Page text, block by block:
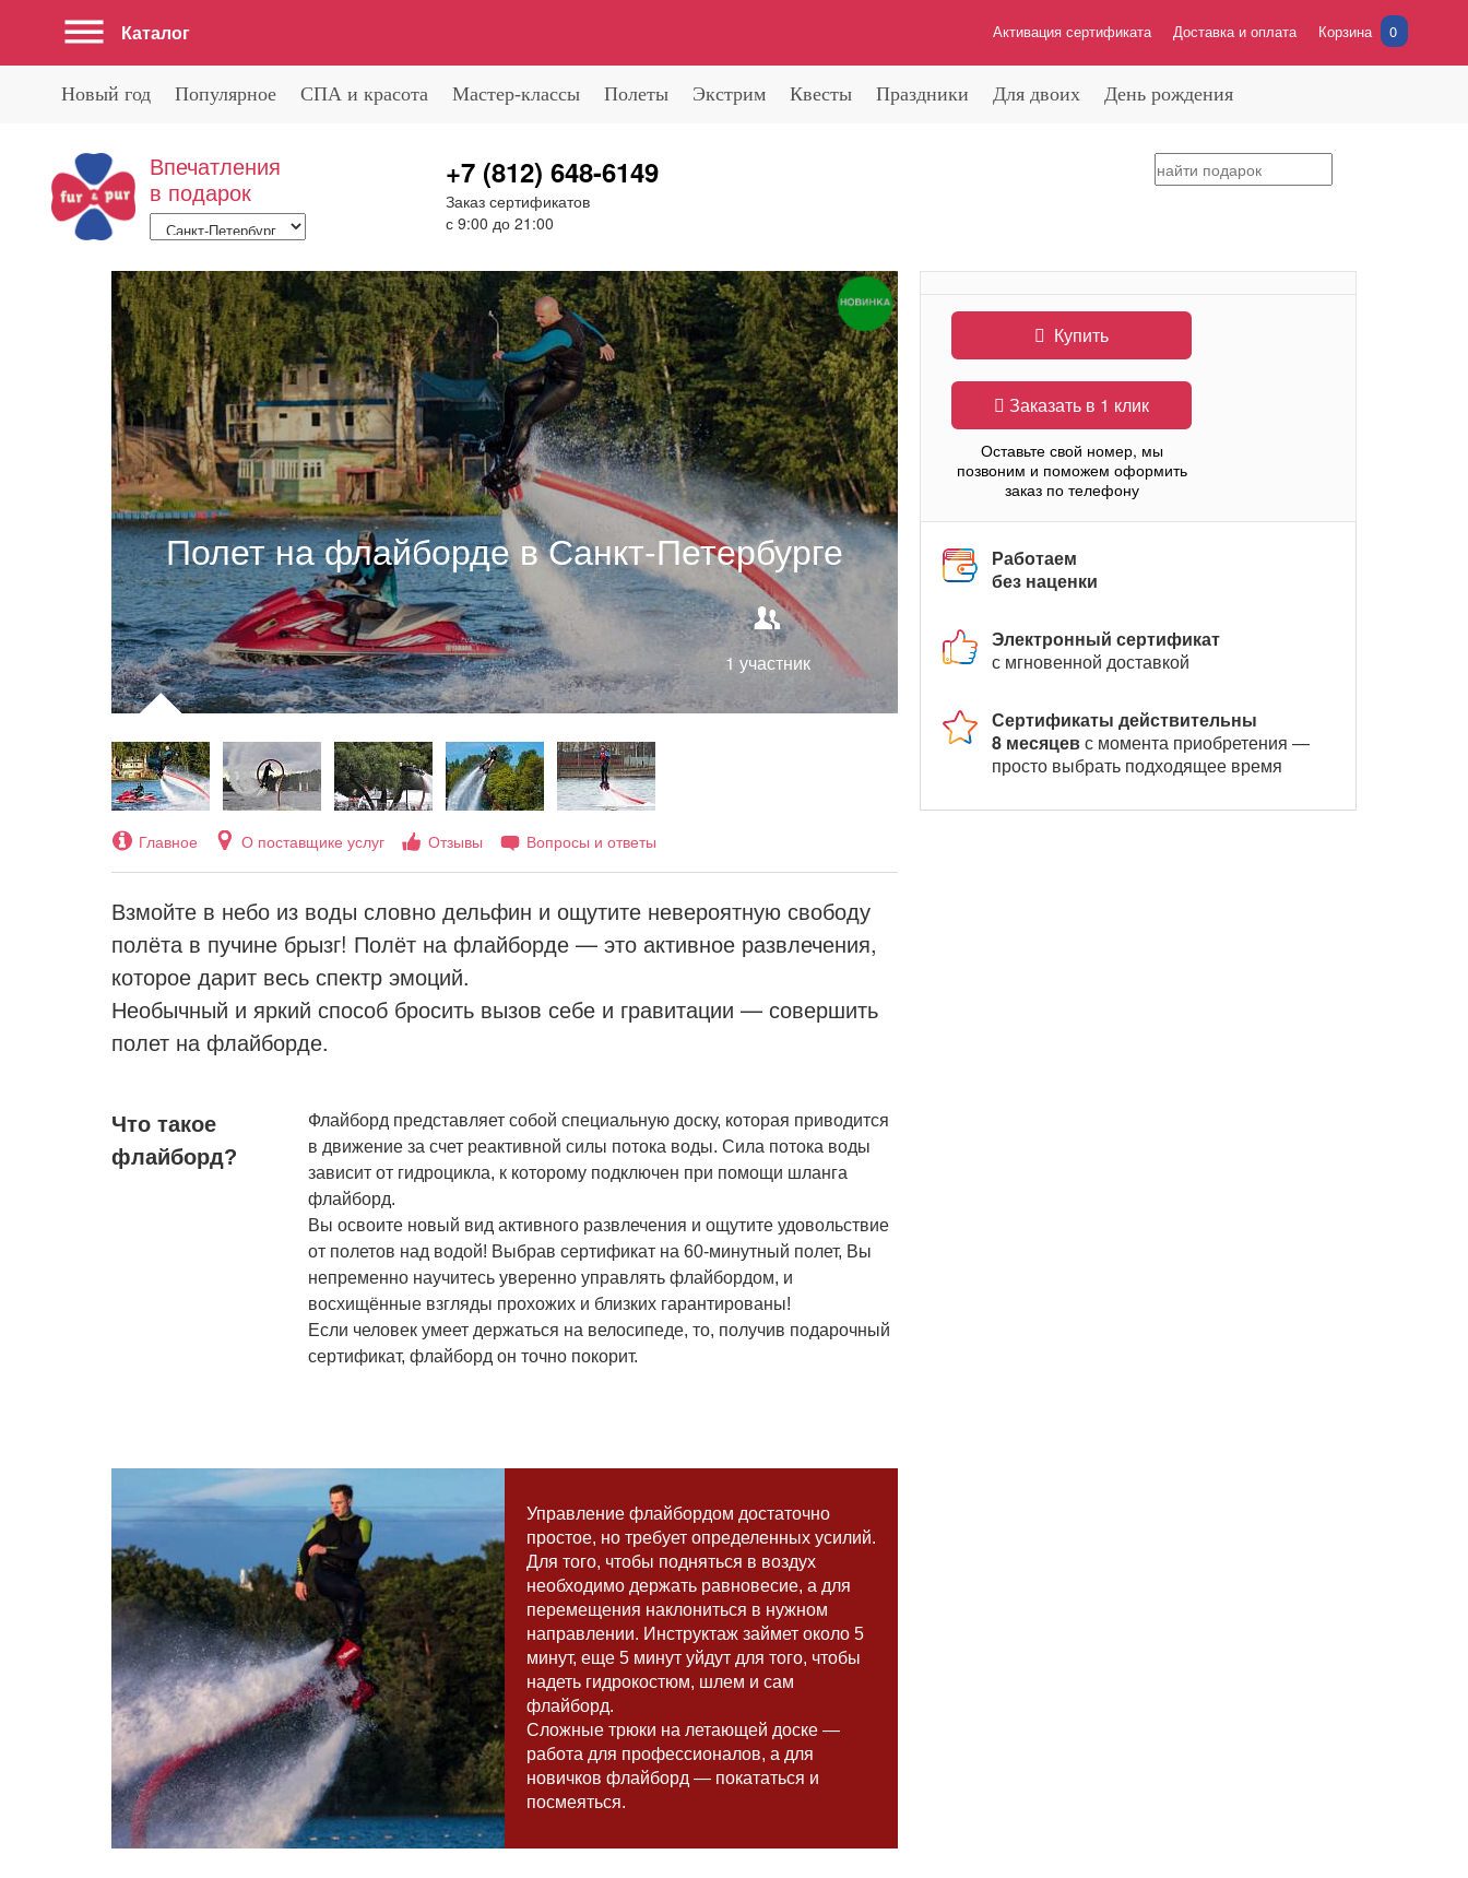
+7 (812) 648-6149
Заказ сертификатов
с 9:00 до 21:00
Активация сертификата Доставка и оплата Корзина 0
Каталог
Впечатления
в подарок
Новый год Популярное СПА и красота Мастер-классы Полеты Экстрим Квесты Праздники Для двоих День рождения
Полет на флайборде в Санкт-Петербурге
1 участник
Главное О поставщике услуг Отзывы Вопросы и ответы
Взмойте в небо из воды словно дельфин и ощутите невероятную свободу
полёта в пучине брызг! Полёт на флайборде — это активное развлечения,
которое дарит весь спектр эмоций.
Необычный и яркий способ бросить вызов себе и гравитации — совершить
полет на флайборде.
Что такое
флайборд?
Флайборд представляет собой специальную доску, которая приводится
в движение за счет реактивной силы потока воды. Сила потока воды
зависит от гидроцикла, к которому подключен при помощи шланга
флайборд.
Вы освоите новый вид активного развлечения и ощутите удовольствие
от полетов над водой! Выбрав сертификат на 60-минутный полет, Вы
непременно научитесь уверенно управлять флайбордом, и
восхищённые взгляды прохожих и близких гарантированы!
Если человек умеет держаться на велосипеде, то, получив подарочный
сертификат, флайборд он точно покорит.
Управление флайбордом достаточно
простое, но требует определенных усилий.
Для того, чтобы подняться в воздух
необходимо держать равновесие, а для
перемещения наклониться в нужном
направлении. Инструктаж займет около 5
минут, еще 5 минут уйдут для того, чтобы
надеть гидрокостюм, шлем и сам
флайборд.
Сложные трюки на летающей доске —
работа для профессионалов, а для
новичков флайборд — покататься и
посмеяться.
Купить
Заказать в 1 клик
Оставьте свой номер, мы
позвоним и поможем оформить
заказ по телефону
Работаем
без наценки
Электронный сертификат
с мгновенной доставкой
Сертификаты действительны
8 месяцевс момента приобретения —
просто выбрать подходящее время